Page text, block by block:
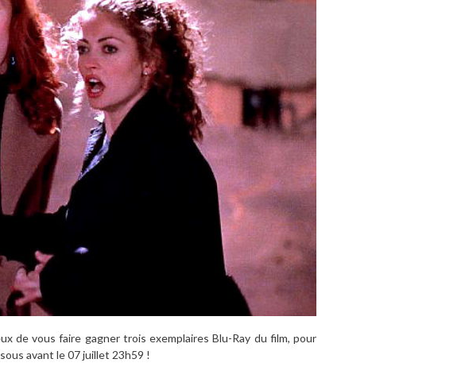
de vous faire gagner trois exemplaires Blu-Ray du film, pour
avant le 07 juillet 23h59 !